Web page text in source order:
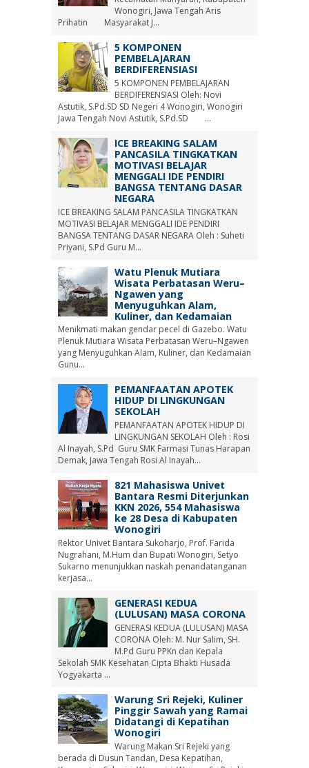
Wonogiri, Jawa Tengah Aris
Prihatin Masyarakat J...
5 KOMPONEN
PEMBELAJARAN
BERDIFERENSIASI
5 KOMPONEN PEMBELAJARAN
BERDIFERENSIASI Oleh: Novi
Astutik, S.Pd.SD SD Negeri 4 Wonogiri, Wonogiri
Jawa Tengah Novi Astutik, S.Pd.SD ...
ICE BREAKING SALAM
PANCASILA TINGKATKAN
MOTIVASI BELAJAR
MENGGALI IDE PENDIRI
BANGSA TENTANG DASAR
NEGARA
ICE BREAKING SALAM PANCASILA TINGKATKAN
MOTIVASI BELAJAR MENGGALI IDE PENDIRI
BANGSA TENTANG DASAR NEGARA Oleh : Suheti
Priyani, S.Pd Guru M...
Watu Plenuk Mutiara
Wisata Perbatasan Weru–
Ngawen yang
Menyuguhkan Alam,
Kuliner, dan Kedamaian
Menikmati makan gendar pecel di Gazebo. Watu
Plenuk Mutiara Wisata Perbatasan Weru–Ngawen
yang Menyuguhkan Alam, Kuliner, dan Kedamaian
Gunu...
PEMANFAATAN APOTEK
HIDUP DI LINGKUNGAN
SEKOLAH
PEMANFAATAN APOTEK HIDUP DI
LINGKUNGAN SEKOLAH Oleh : Rosi
Al Inayah, S.Pd Guru SMK Farmasi Tunas Harapan
Demak, Jawa Tengah Rosi Al Inayah...
821 Mahasiswa Univet
Bantara Resmi Diterjunkan
KKN 2026, 554 Mahasiswa
ke 28 Desa di Kabupaten
Wonogiri
Rektor Univet Bantara Sukoharjo, Prof. Farida
Nugrahani, M.Hum dan Bupati Wonogiri, Setyo
Sukarno menunjukkan naskah penandatanganan
kerjasa...
GENERASI KEDUA
(LULUSAN) MASA CORONA
GENERASI KEDUA (LULUSAN) MASA
CORONA Oleh: M. Nur Salim, SH.
M.Pd Guru PPKn dan Kepala
Sekolah SMK Kesehatan Cipta Bhakti Husada
Yogyakarta ...
Warung Sri Rejeki, Kuliner
Pinggir Sawah yang Ramai
Didatangi di Kepatihan
Wonogiri
Warung Makan Sri Rejeki yang
berada di Dusun Tandan, Desa Kepatihan,